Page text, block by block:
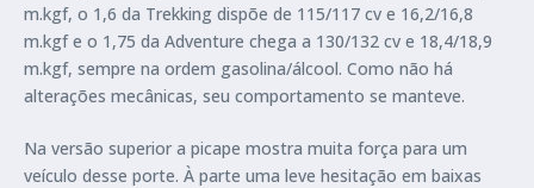
m.kgf, o 1,6 da Trekking dispõe de 115/117 cv e 16,2/16,8
m.kgf e o 1,75 da Adventure chega a 130/132 cv e 18,4/18,9
m.kgf, sempre na ordem gasolina/álcool. Como não há
alterações mecânicas, seu comportamento se manteve.
Na versão superior a picape mostra muita força para um
veículo desse porte. À parte uma leve hesitação em baixas